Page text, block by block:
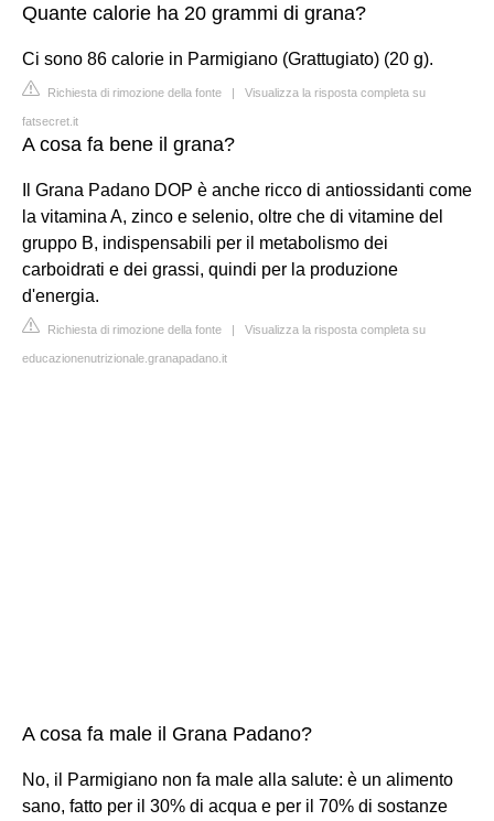
Quante calorie ha 20 grammi di grana?
Ci sono 86 calorie in Parmigiano (Grattugiato) (20 g).
Richiesta di rimozione della fonte | Visualizza la risposta completa su
fatsecret.it
A cosa fa bene il grana?
Il Grana Padano DOP è anche ricco di antiossidanti come
la vitamina A, zinco e selenio, oltre che di vitamine del
gruppo B, indispensabili per il metabolismo dei
carboidrati e dei grassi, quindi per la produzione
d'energia.
Richiesta di rimozione della fonte | Visualizza la risposta completa su
educazionenutrizionale.granapadano.it
A cosa fa male il Grana Padano?
No, il Parmigiano non fa male alla salute: è un alimento
sano, fatto per il 30% di acqua e per il 70% di sostanze